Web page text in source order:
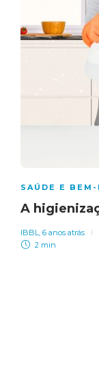
SAÚDE E BEM-
A
IBBL, 6 anos atrás
2 min